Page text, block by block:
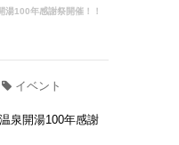
湯100年感謝祭開催！！
イベント
泉開湯100年感謝